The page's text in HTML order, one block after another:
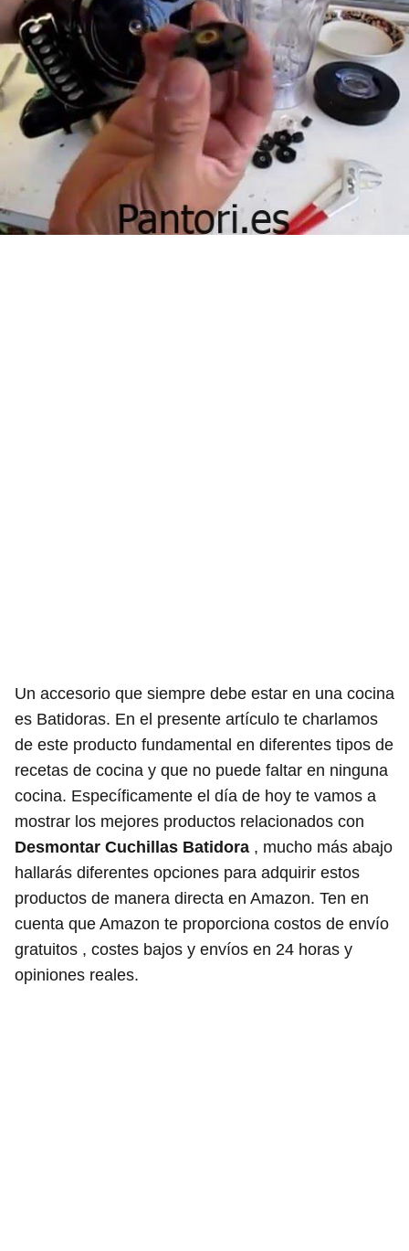
Un accesorio que siempre debe estar en una cocina
es Batidoras. En el presente artículo te charlamos
de este producto fundamental en diferentes tipos de
recetas de cocina y que no puede faltar en ninguna
cocina. Específicamente el día de hoy te vamos a
mostrar los mejores productos relacionados con
Desmontar Cuchillas Batidora , mucho más abajo
hallarás diferentes opciones para adquirir estos
productos de manera directa en Amazon. Ten en
cuenta que Amazon te proporciona costos de envío
gratuitos , costes bajos y envíos en 24 horas y
opiniones reales.